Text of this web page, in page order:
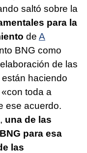
saltó sobre la
para la
de A
BNG como
de las
haciendo
con toda a
ese acuerdo.
una de las
para esa
las